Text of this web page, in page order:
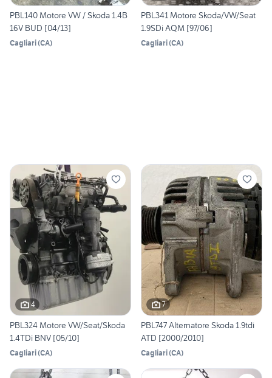
PBL140 Motore VW / Skoda 1.4B
16V BUD [04/13]
Cagliari(CA)
PBL341 Motore Skoda/VW/Seat
1.9SDi AQM [97/06]
Cagliari(CA)
4
PBL324 Motore VW/Seat/Skoda
1.4TDi BNV [05/10]
Cagliari(CA)
7
PBL747 Alternatore Skoda 1.9tdi
ATD [2000/2010]
Cagliari(CA)